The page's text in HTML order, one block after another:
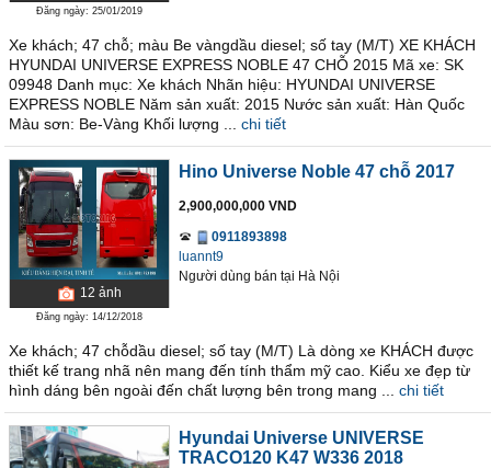
Đăng ngày: 25/01/2019
Xe khách; 47 chỗ; màu Be vàngdầu diesel; số tay (M/T) XE KHÁCH
HYUNDAI UNIVERSE EXPRESS NOBLE 47 CHỖ 2015 Mã xe: SK
09948 Danh mục: Xe khách Nhãn hiệu: HYUNDAI UNIVERSE
EXPRESS NOBLE Năm sản xuất: 2015 Nước sản xuất: Hàn Quốc
Màu sơn: Be-Vàng Khối lượng ...
chi tiết
12 ảnh
Đăng ngày: 14/12/2018
Hino Universe Noble 47 chỗ 2017
2,900,000,000 VND
0911893898
luannt9
Người dùng bán tại Hà Nội
Xe khách; 47 chỗdầu diesel; số tay (M/T) Là dòng xe KHÁCH được
thiết kế trang nhã nên mang đến tính thẩm mỹ cao. Kiểu xe đẹp từ
hình dáng bên ngoài đến chất lượng bên trong mang ...
chi tiết
Hyundai Universe UNIVERSE
TRACO120 K47 W336 2018